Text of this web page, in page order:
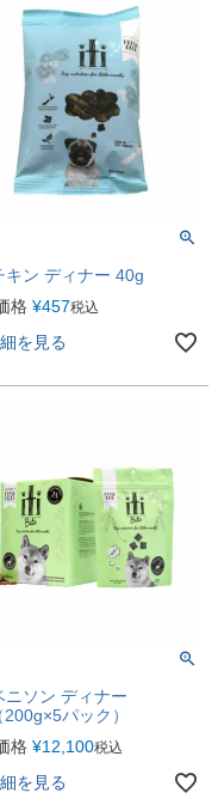
ン ディナー 40g
格 ¥457税込
を見る
ソン ディナー
パック）
格 ¥12,100税込
を見る